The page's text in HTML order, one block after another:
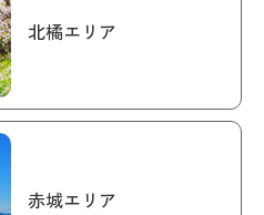
北橘エリア
赤城エリア